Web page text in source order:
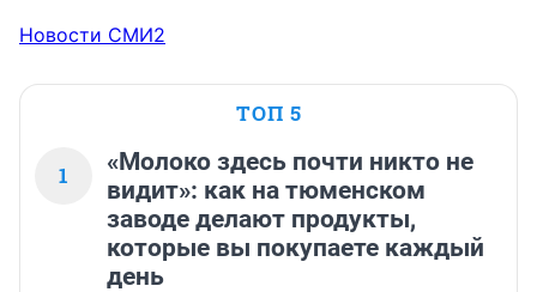
Новости СМИ2
ТОП 5
1
«Молоко здесь почти никто не
видит»: как на тюменском
заводе делают продукты,
которые вы покупаете каждый
день